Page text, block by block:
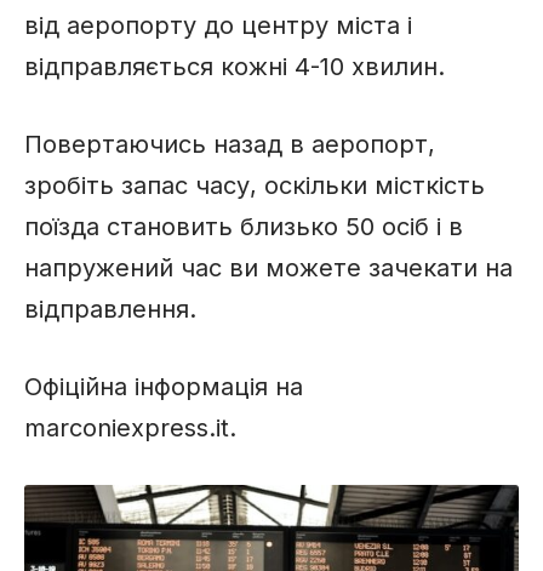
від аеропорту до центру міста і
відправляється кожні 4-10 хвилин.
Повертаючись назад в аеропорт,
зробіть запас часу, оскільки місткість
поїзда становить близько 50 осіб і в
напружений час ви можете зачекати на
відправлення.
Офіційна інформація на
marconiexpress.it.